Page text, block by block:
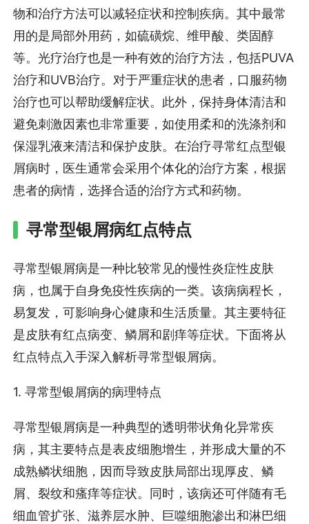
物和治疗方法可以减轻症状和控制疾病。其中最常
用的是局部外用药，如硫磺烷、维甲酸、类固醇
等。光疗治疗也是一种有效的治疗方法，包括PUVA
治疗和UVB治疗。对于严重症状的患者，口服药物
治疗也可以帮助缓解症状。此外，保持身体清洁和
避免刺激因素也非常重要，如使用柔和的洗涤剂和
保湿乳液来清洁和保护皮肤。在治疗寻常红点型银
屑病时，医生通常会采用个体化的治疗方案，根据
患者的病情，选择合适的治疗方式和药物。
寻常型银屑病红点特点
寻常型银屑病是一种比较常见的慢性炎症性皮肤
病，也属于自身免疫性疾病的一类。该病病程长，
易复发，可影响身心健康和生活质量。其主要特征
是皮肤有红点病变、鳞屑和剧痒等症状。下面将从
红点特点入手深入解析寻常型银屑病。
1. 寻常型银屑病的病理特点
寻常型银屑病是一种典型的透明带状角化异常疾
病，其主要特点是表皮细胞增生，并形成大量的不
成熟鳞状细胞，因而导致皮肤局部出现厚皮、鳞
屑、裂纹和瘙痒等症状。同时，该病还可伴随有毛
细血管扩张、滋养层水肿、巨噬细胞渗出和淋巴细